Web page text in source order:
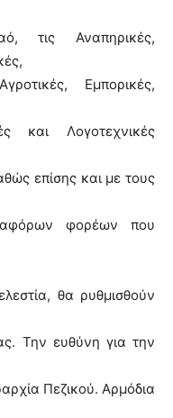
τις Αναπηρικές,
Εμπορικές,
και Λογοτεχνικές
επίσης και με τους
φορέων που
θα ρυθμισθούν
Την ευθύνη για την
Πεζικού. Αρμόδια